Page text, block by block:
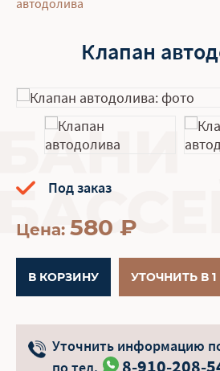
Клапан
Цена: 580 ₽
Под заказ
В КОРЗИНУ УТОЧНИТЬ В
Уточнить информацию
по тел.
8-910-208-